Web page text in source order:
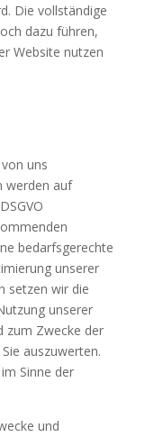
Die vollständige
dazu führen,
Website nutzen
uns
werden auf
bedarfsgerechte
unserer
setzen wir die
unserer
zum Zwecke der
auszuwerten.
Sinne der
und